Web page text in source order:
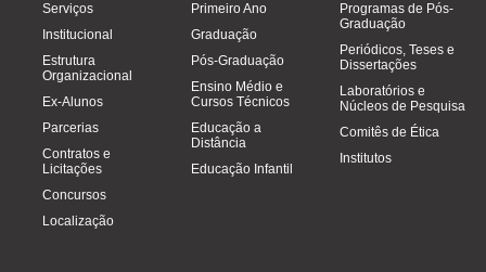
Serviços
Institucional
Estrutura
Organizacional
Ex-Alunos
Parcerias
Contratos e
Licitações
Concursos
Localização
Primeiro Ano
Graduação
Pós-Graduação
Ensino Médio e
Cursos Técnicos
Educação a
Distância
Educação Infantil
Programas de Pós-
Graduação
Periódicos, Teses e
Dissertações
Laboratórios e
Núcleos de Pesquisa
Comitês de Ética
Institutos